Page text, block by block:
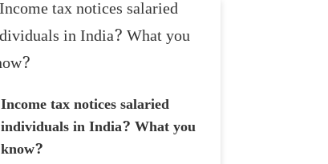
Income tax notices salaried
individuals in India? What you
know?